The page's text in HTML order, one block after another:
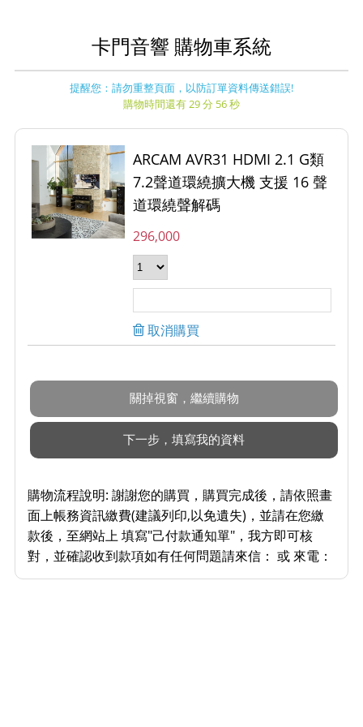
卡門音響 購物車系統
提醒您：請勿重整頁面，以防訂單資料傳送錯誤!
購物時間還有 29 分 56 秒
ARCAM AVR31 HDMI 2.1 G類
7.2聲道環繞擴大機 支援 16 聲
道環繞聲解碼
296,000
取消購買
購物流程說明: 謝謝您的購買，購買完成後，請依照畫
面上帳務資訊繳費(建議列印,以免遺失)，並請在您繳
款後，至網站上 填寫"己付款通知單"，我方即可核
對，並確認收到款項如有任何問題請來信： 或 來電：